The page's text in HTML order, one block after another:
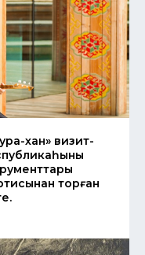
хан» визит-
торған